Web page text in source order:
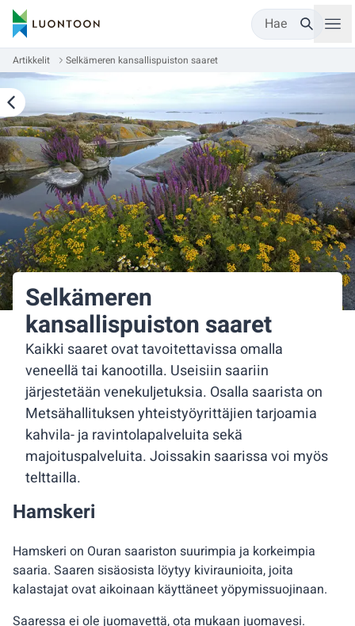
Hae
Artikkelit Selkämeren kansallispuiston saaret
Selkämeren
kansallispuiston saaret
Kaikki saaret ovat tavoitettavissa omalla
veneellä tai kanootilla. Useisiin saariin
järjestetään venekuljetuksia. Osalla saarista on
Metsähallituksen yhteistyöyrittäjien tarjoamia
kahvila- ja ravintolapalveluita sekä
majoituspalveluita. Joissakin saarissa voi myös
telttailla.
Hamskeri
Hamskeri on Ouran saariston suurimpia ja korkeimpia
saaria. Saaren sisäosista löytyy kiviraunioita, joita
kalastajat ovat aikoinaan käyttäneet yöpymissuojinaan.
Saaressa ei ole juomavettä, ota mukaan juomavesi.